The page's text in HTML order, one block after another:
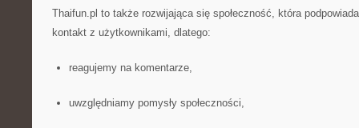
Thaifun.pl to także rozwijająca się społeczność, która
kontakt z użytkownikami, dlatego:
reagujemy na komentarze,
uwzględniamy pomysły społeczności,